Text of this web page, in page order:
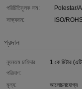
পরিচিতিমুলক নাম:
Polestar/
সাক্ষ্যদান:
ISO/
প্রদান
ন্যূনতম চাহিদার
পরিমাণ:
1 কে মিটার
মূল্য:
আলোচনাযোগ্য